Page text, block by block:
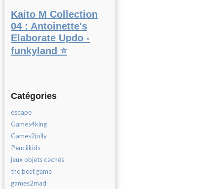
Kaito M Collection
04 : Antoinette's
Elaborate Updo -
funkyland ⭐
Catégories
escape
Games4king
Games2jolly
Pencilkids
jeux objets cachés
the best game
games2mad